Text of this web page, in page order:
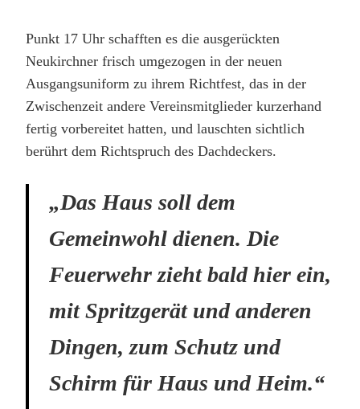
Punkt 17 Uhr schafften es die ausgerückten
Neukirchner frisch umgezogen in der neuen
Ausgangsuniform zu ihrem Richtfest, das in der
Zwischenzeit andere Vereinsmitglieder kurzerhand
fertig vorbereitet hatten, und lauschten sichtlich
berührt dem Richtspruch des Dachdeckers.
„Das Haus soll dem
Gemeinwohl dienen. Die
Feuerwehr zieht bald hier ein,
mit Spritzgerät und anderen
Dingen, zum Schutz und
Schirm für Haus und Heim.“